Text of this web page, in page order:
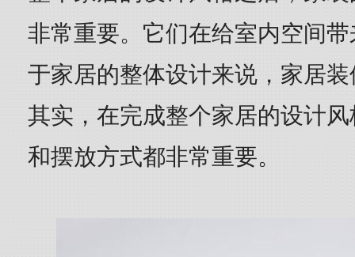
非常重要。它们在给室内空间
于家居的整体设计来说，家居
其实，在完成整个家居的设计
和摆放方式都非常重要。